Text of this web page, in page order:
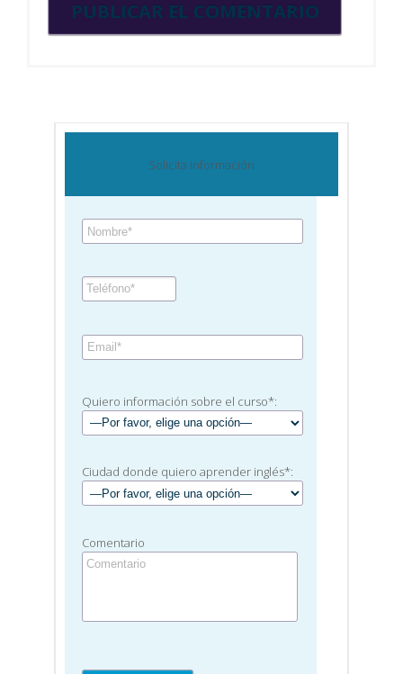
Solicita información
Quiero información sobre el curso*:
Ciudad donde quiero aprender inglés*:
Comentario